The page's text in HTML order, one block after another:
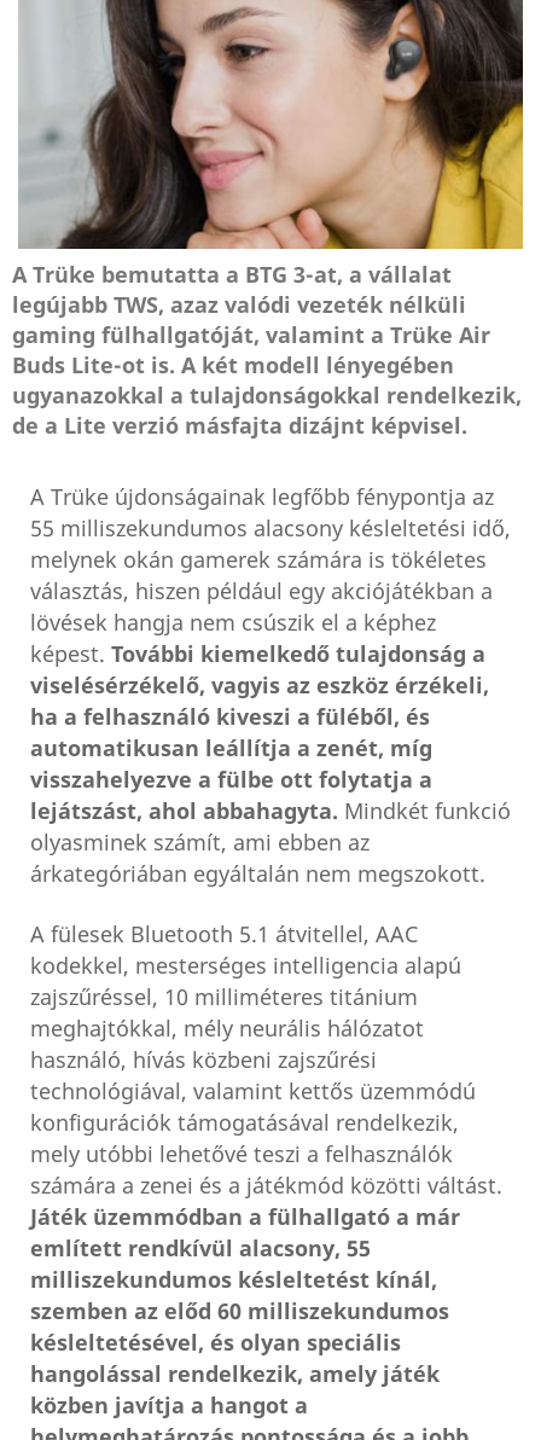
A Trüke bemutatta a BTG 3-at, a vállalat
legújabb TWS, azaz valódi vezeték nélküli
gaming fülhallgatóját, valamint a Trüke Air
Buds Lite-ot is. A két modell lényegében
ugyanazokkal a tulajdonságokkal rendelkezik,
de a Lite verzió másfajta dizájnt képvisel.
A Trüke újdonságainak legfőbb fénypontja az
55 milliszekundumos alacsony késleltetési idő,
melynek okán gamerek számára is tökéletes
választás, hiszen például egy akciójátékban a
lövések hangja nem csúszik el a képhez
képest. További kiemelkedő tulajdonság a
viselésérzékelő, vagyis az eszköz érzékeli,
ha a felhasználó kiveszi a füléből, és
automatikusan leállítja a zenét, míg
visszahelyezve a fülbe ott folytatja a
lejátszást, ahol abbahagyta. Mindkét funkció
olyasminek számít, ami ebben az
árkategóriában egyáltalán nem megszokott.
A fülesek Bluetooth 5.1 átvitellel, AAC
kodekkel, mesterséges intelligencia alapú
zajszűréssel, 10 milliméteres titánium
meghajtókkal, mély neurális hálózatot
használó, hívás közbeni zajszűrési
technológiával, valamint kettős üzemmódú
konfigurációk támogatásával rendelkezik,
mely utóbbi lehetővé teszi a felhasználók
számára a zenei és a játékmód közötti váltást.
Játék üzemmódban a fülhallgató a már
említett rendkívül alacsony, 55
milliszekundumos késleltetést kínál,
szemben az előd 60 milliszekundumos
késleltetésével, és olyan speciális
hangolással rendelkezik, amely játék
közben javítja a hangot a